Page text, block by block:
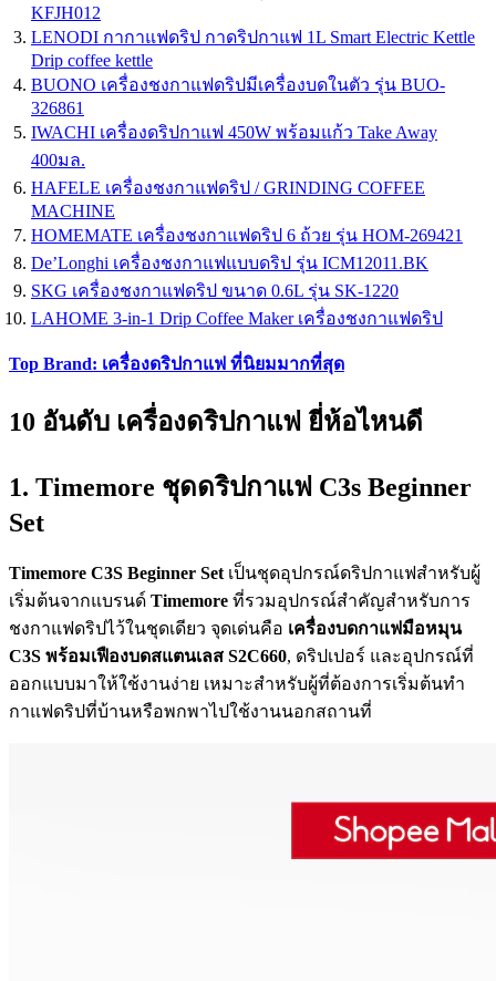
KFJH012
LENODI กากาแฟดริป กาดริปกาแฟ 1L Smart Electric Kettle
Drip coffee kettle
BUONO เครื่องชงกาแฟดริปมีเครื่องบดในตัว รุ่น BUO-
326861
IWACHI เครื่องดริปกาแฟ 450W พร้อมแก้ว Take Away
400มล.
HAFELE เครื่องชงกาแฟดริป / GRINDING COFFEE
MACHINE
HOMEMATE เครื่องชงกาแฟดริป 6 ถ้วย รุ่น HOM-269421
De’Longhi เครื่องชงกาแฟแบบดริป รุ่น ICM12011.BK
SKG เครื่องชงกาแฟดริป ขนาด 0.6L รุ่น SK-1220
LAHOME 3-in-1 Drip Coffee Maker เครื่องชงกาแฟดริป
Top Brand: เครื่องดริปกาแฟ ที่นิยมมากที่สุด
10 อันดับ เครื่องดริปกาแฟ ยี่ห้อไหนดี
1. Timemore ชุดดริปกาแฟ C3s Beginner
Set
Timemore C3S Beginner Setเป็นชุดอุปกรณ์ดริปกาแฟสำหรับผู้
เริ่มต้นจากแบรนด์ Timemore ที่รวมอุปกรณ์สำคัญสำหรับการ
ชงกาแฟดริปไว้ในชุดเดียว จุดเด่นคือ เครื่องบดกาแฟมือหมุน
C3S พร้อมเฟืองบดสแตนเลส S2C660, ดริปเปอร์ และอุปกรณ์ที่
ออกแบบมาให้ใช้งานง่าย เหมาะสำหรับผู้ที่ต้องการเริ่มต้นทำ
กาแฟดริปที่บ้านหรือพกพาไปใช้งานนอกสถานที่